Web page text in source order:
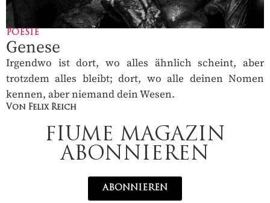
POESIE
Genese
Irgendwo ist dort, wo alles ähnlich scheint, aber
trotzdem alles bleibt; dort, wo alle deinen Nomen
kennen, aber niemand dein Wesen.
Von Felix Reich
FIUME MAGAZIN
ABONNIEREN
ABONNIEREN